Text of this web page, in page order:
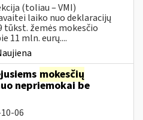
(toliau – VMI)
laiko nuo deklaracijų
tūkst. žemės mokesčio
11 mln. eurų....
mokesčių
nepriemokai be
06